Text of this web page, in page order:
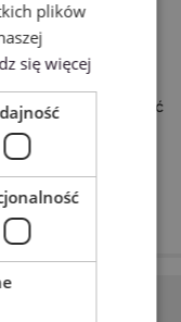
a następnie
również wyciąć
wraz z
plików
się więcej